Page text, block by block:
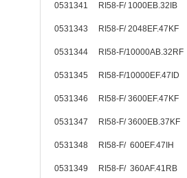
0531341 RI58-F/ 1000EB.32IB
0531343 RI58-F/ 2048EF.47KF
0531344 RI58-F/10000AB.32RF
0531345 RI58-F/10000EF.47ID
0531346 RI58-F/ 3600EF.47KF
0531347 RI58-F/
0531348 RI58-F/ 600EF.47IH
0531349 RI58-F/ 360AF.41RB